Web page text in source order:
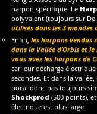
harpon spécifique. Le
polyvalent (toujours sur
utilisés dans les 3 mondes
Enfin,les harpons vendus
dans la Vallée d’Orbis et
vous avez les harpons de
car leur décharge
secondes. Et dans la
bocal donc pas toujours
Shockprod (500 points),
électrique est plus large.